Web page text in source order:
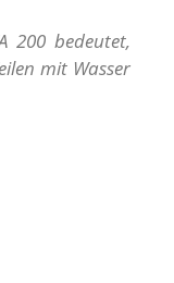
200 bedeutet,
mit Wasser